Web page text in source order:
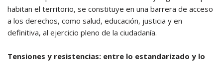
habitan el territorio, se constituye en una barrera de acceso
a los derechos, como salud, educación, justicia y en
definitiva, al ejercicio pleno de la ciudadanía.
Tensiones y resistencias: entre lo estandarizado y lo